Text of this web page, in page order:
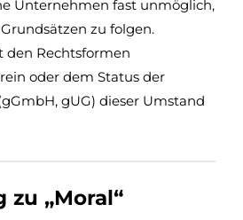
Unternehmen fast unmöglich,
zu folgen.
Rechtsformen
oder dem Status der
gUG) dieser Umstand
„Moral“